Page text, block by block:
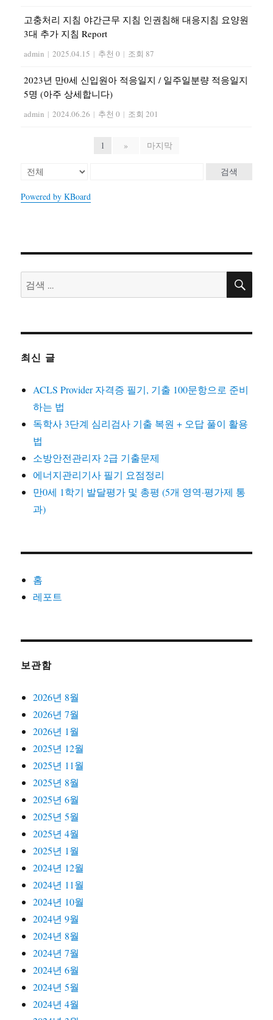
고충처리 지침 야간근무 지침 인권침해 대응지침 요양원
3대 추가 지침 Report
admin | 2025.04.15 | 추천 0 | 조회 87
2023년 만0세 신입원아 적응일지 / 일주일분량 적응일지
5명 (아주 상세합니다)
admin | 2024.06.26 | 추천 0 | 조회 201
1 » 마지막
검색
Powered by KBoard
검
색:
검
최신 글
ACLS Provider 자격증 필기, 기출 100문항으로 준비
하는 법
독학사 3단계 심리검사 기출 복원 + 오답 풀이 활용
법
소방안전관리자 2급 기출문제
에너지관리기사 필기 요점정리
만0세 1학기 발달평가 및 총평 (5개 영역·평가제 통
과)
홈
레포트
보관함
2026년 8월
2026년 7월
2026년 1월
2025년 12월
2025년 11월
2025년 8월
2025년 6월
2025년 5월
2025년 4월
2025년 1월
2024년 12월
2024년 11월
2024년 10월
2024년 9월
2024년 8월
2024년 7월
2024년 6월
2024년 5월
2024년 4월